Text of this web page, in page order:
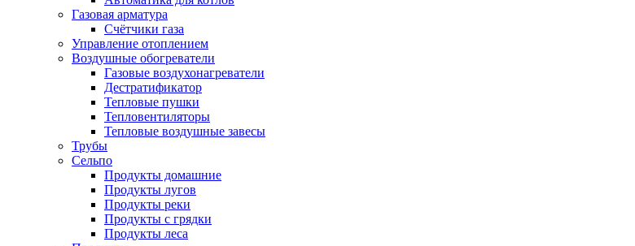
Газовая арматура
Счётчики газа
Управление отоплением
Воздушные обогреватели
Газовые воздухонагреватели
Дестратификатор
Тепловые пушки
Тепловентиляторы
Тепловые воздушные завесы
Трубы
Сельпо
Продукты домашние
Продукты лугов
Продукты реки
Продукты с грядки
Продукты леса